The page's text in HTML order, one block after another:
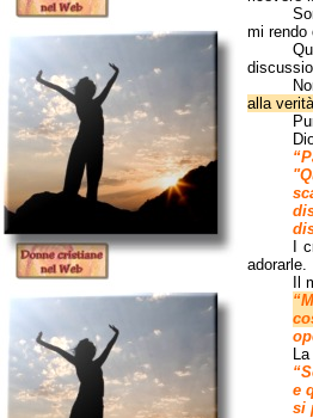
mi rendo
alla
I
adorarle.
Il
e
si